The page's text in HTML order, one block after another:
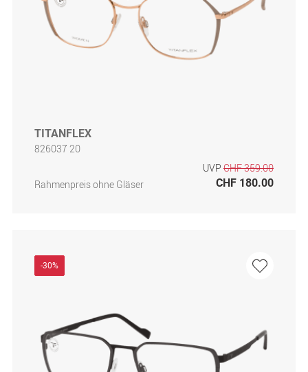
TITANFLEX
826037 20
Rahmenpreis ohne Gläser
UVP CHF 359.00
CHF 180.00
-30%